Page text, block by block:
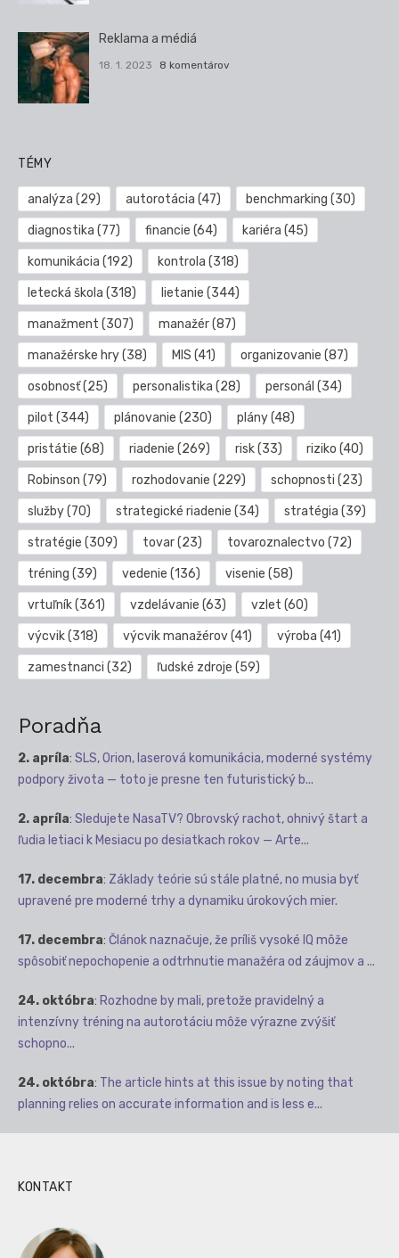
Reklama a médiá
18. 1. 2023 8 komentárov
TÉMY
analýza (29) autorotácia (47) benchmarking (30)
diagnostika (77) financie (64) kariéra (45)
komunikácia (192) kontrola (318)
letecká škola (318) lietanie (344)
manažment (307) manažér(87)
manažérske hry(38) MIS (41) organizovanie (87)
osobnosť(25) personalistika (28) personál (34)
pilot (344) plánovanie (230) plány(48)
pristátie (68) riadenie (269) risk(33) riziko (40)
Robinson (79) rozhodovanie (229) schopnosti (23)
služby(70) strategické riadenie (34) stratégia (39)
stratégie (309) tovar(23) tovaroznalectvo (72)
tréning (39) vedenie (136) visenie (58)
vrtuľník(361) vzdelávanie (63) vzlet (60)
výcvik(318) výcvik manažérov(41) výroba (41)
zamestnanci (32) ľudské zdroje (59)
Poradňa
2. apríla: SLS, Orion, laserová komunikácia, moderné systémy
podpory života — toto je presne ten futuristický b...
2. apríla: Sledujete NasaTV? Obrovský rachot, ohnivý štart a
ľudia letiaci k Mesiacu po desiatkach rokov — Arte...
17. decembra: Základy teórie sú stále platné, no musia byť
upravené pre moderné trhy a dynamiku úrokových mier.
17. decembra: Článok naznačuje, že príliš vysoké IQ môže
spôsobiť nepochopenie a odtrhnutie manažéra od záujmov a ...
24. októbra: Rozhodne by mali, pretože pravidelný a
intenzívny tréning na autorotáciu môže výrazne zvýšiť
schopno...
24. októbra: The article hints at this issue by noting that
planning relies on accurate information and is less e...
KONTAKT